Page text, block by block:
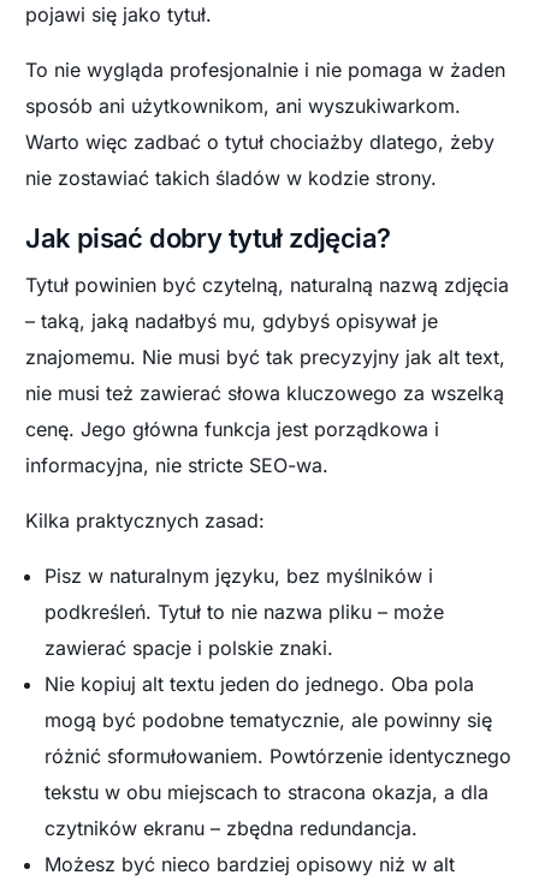
pojawi się jako tytuł.
To nie wygląda profesjonalnie i nie pomaga w żaden
sposób ani użytkownikom, ani wyszukiwarkom.
Warto więc zadbać o tytuł chociażby dlatego, żeby
nie zostawiać takich śladów w kodzie strony.
Jak pisać dobry tytuł zdjęcia?
Tytuł powinien być czytelną, naturalną nazwą zdjęcia
– taką, jaką nadałbyś mu, gdybyś opisywał je
znajomemu. Nie musi być tak precyzyjny jak alt text,
nie musi też zawierać słowa kluczowego za wszelką
cenę. Jego główna funkcja jest porządkowa i
informacyjna, nie stricte SEO-wa.
Kilka praktycznych zasad:
Pisz w naturalnym języku, bez myślników i
podkreśleń. Tytuł to nie nazwa pliku – może
zawierać spacje i polskie znaki.
Nie kopiuj alt textu jeden do jednego. Oba pola
mogą być podobne tematycznie, ale powinny się
różnić sformułowaniem. Powtórzenie identycznego
tekstu w obu miejscach to stracona okazja, a dla
czytników ekranu – zbędna redundancja.
Możesz być nieco bardziej opisowy niż w alt